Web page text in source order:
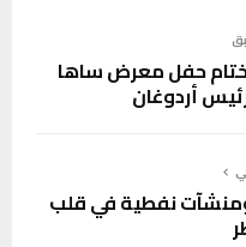
ختام حفل معرض ساها
أردوغان
ومنشآت نفطية في قلب